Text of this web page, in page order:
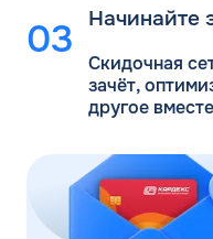
Начинайте
Скидочная
зачёт,
другое